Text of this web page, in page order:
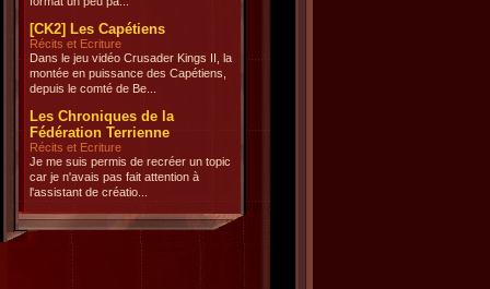
[CK2] Les Capétiens
Récits et Ecriture
Dans le jeu vidéo Crusader Kings II, la
montée en puissance des Capétiens,
depuis le comté de Be...
Les Chroniques de la
Fédération Terrienne
Récits et Ecriture
Je me suis permis de recréer un topic
car je n'avais pas fait attention à
l'assistant de créatio...